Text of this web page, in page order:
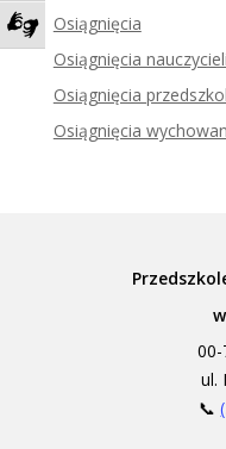
Zadzwoń do tłumacza
Osiągnięcia
Osiągnięcia nauczycieli
Osiągnięcia
Osiągnięcia
00-
ul.
📞